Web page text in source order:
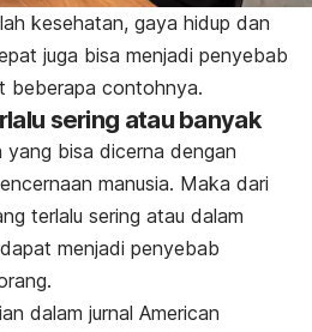
kesehatan, gaya hidup dan
juga bisa menjadi penyebab
beberapa contohnya.
sering atau banyak
bisa dicerna dengan
manusia. Maka dari
terlalu sering atau dalam
menjadi penyebab
dalam jurnal American